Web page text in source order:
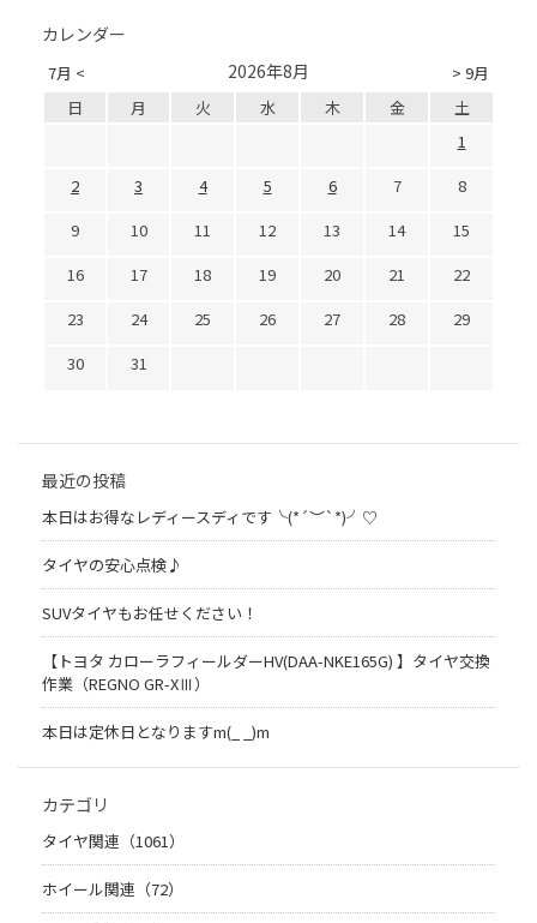
カレンダー
7月 < > 9月
2026年8月
日 月 火 水 木 金
土
1
2
3 4 5 6 7
8
9
10 11 12 13 14
15
16
17 18 19 20 21
22
23
24 25 26 27 28
29
30
31
最近の投稿
本日はお得なレディースディです╰(*´︶`*)╯♡
タイヤの安心点検♪
SUVタイヤもお任せください！
【トヨタ カローラフィールダーHV(DAA-NKE165G) 】タイヤ交換
作業（REGNO GR-XⅢ）
本日は定休日となりますm(_ _)m
カテゴリ
タイヤ関連（1061）
ホイール関連（72）